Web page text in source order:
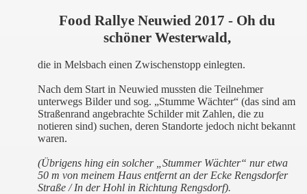
Food Rallye Neuwied 2017 - Oh du
schöner Westerwald,
die in Melsbach einen Zwischenstopp einlegten.
Nach dem Start in Neuwied mussten die Teilnehmer
unterwegs Bilder und sog. „Stumme Wächter“ (das sind am
Straßenrand angebrachte Schilder mit Zahlen, die zu
notieren sind) suchen, deren Standorte jedoch nicht bekannt
waren.
(Übrigens hing ein solcher „Stummer Wächter“ nur etwa
50 m von meinem Haus entfernt an der Ecke Rengsdorfer
Straße / In der Hohl in Richtung Rengsdorf).